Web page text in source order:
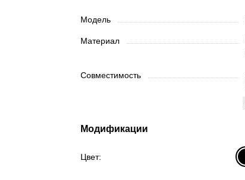
Модель
Материал
Совместимость
Модификации
Цвет: